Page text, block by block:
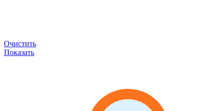
Очистить
Показать